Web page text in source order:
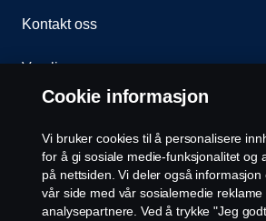
Kontakt oss
Varsling
Etiske retningslinjer for leverandører
Cookie-innstillinger
Cookie informasjon
Vi bruker cookies til å personalisere
for å gi sosiale medie-funksjonalitet og
på nettsiden. Vi deler også informasjon
vår side med vår sosialemedie reklame
analysepartnere. Ved å trykke "Jeg